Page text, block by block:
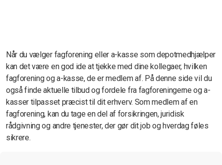
Når du vælger fagforening eller a-kasse som depotmedhjælper
kan det være en god ide at tjekke med dine kollegaer, hvilken
fagforening og a-kasse, de er medlem af. På denne side vil du
også finde aktuelle tilbud og fordele fra fagforeningerne og a-
kasser tilpasset præcist til dit erhverv. Som medlem af en
fagforening, kan du tage en del af forsikringen, juridisk
rådgivning og andre tjenester, der gør dit job og hverdag føles
sikrere.